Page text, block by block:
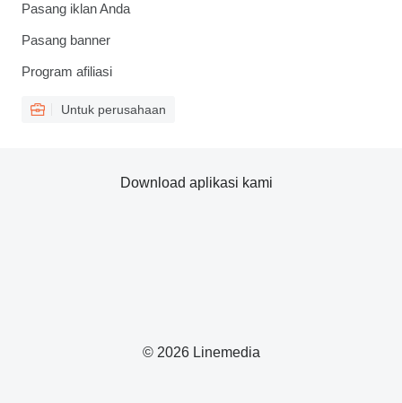
Pasang iklan Anda
Pasang banner
Program afiliasi
Untuk perusahaan
© 2026 Linemedia
Download aplikasi kami